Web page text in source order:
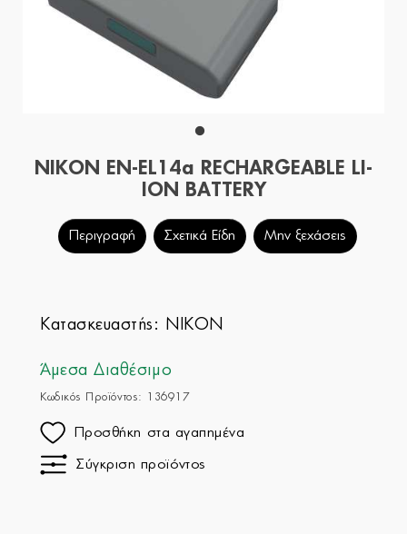
NIKON EN-EL14a RECHARGEABLE LI-
ION BATTERY
Περιγραφή Σχετικά Είδη Μην ξεχάσεις
Κατασκευαστής: NIKON
Άμεσα Διαθέσιμο
Κωδικός Προϊόντος: 136917
Προσθήκη στα αγαπημένα
Σύγκριση προϊόντος